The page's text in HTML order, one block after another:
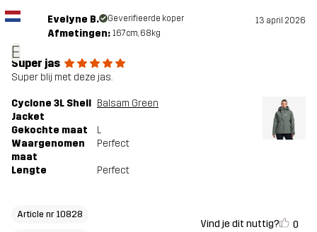
E
Evelyne B. Geverifieerde koper 13 april 2026
Afmetingen: 167cm, 68kg
Super jas
Super blij met deze jas.
Cyclone 3L Shell
Jacket
Balsam Green
Gekochte maat
L
Waargenomen
maat
Perfect
Lengte Perfect
Article nr 10828
Vind je dit nuttig? 0